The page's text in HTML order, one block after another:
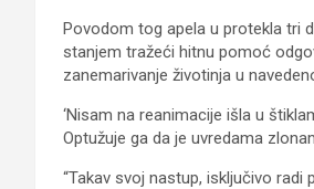
Povodom tog apela u protekla tri
stanjem tražeći hitnu pomoć
zanemarivanje životinja u
‘Nisam na reanimacije išla u
Optužuje ga da je uvredama
“Takav svoj nastup, isključivo